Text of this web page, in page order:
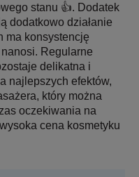
stanu 👍. Dodatek
dodatkowo działanie
ma konsystencję
Regularne
delikatna i
najlepszych efektów,
który można
oczekiwania na
cena kosmetyku